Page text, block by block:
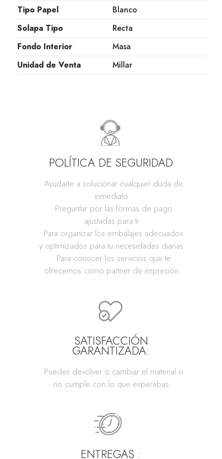
Tipo Papel
Blanco
Solapa Tipo
Recta
Fondo Interior
Masa
Unidad de Venta
Millar
POLÍTICA DE SEGURIDAD
· Ayudarte a solucionar cualquier duda de
inmediato
· Preguntar por las formas de pago
ajustadas para ti
· Para organizar los embalajes adecuados
y optimizados para tu necesidades diarias
· Para conocer los servicios que te
ofrecemos como partner de impresión
SATISFACCIÓN
GARANTIZADA:
· Puedes devolver o cambiar el material si
no cumple con lo que esperabas
ENTREGAS :